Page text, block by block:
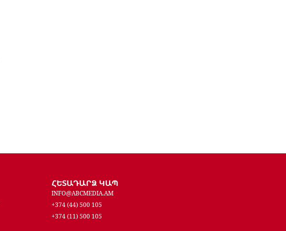
ՀԵՏԱԴԱՐՁ ԿԱՊ
INFO@ABCMEDIA.AM
+374 (44) 500 105
+374 (11) 500 105